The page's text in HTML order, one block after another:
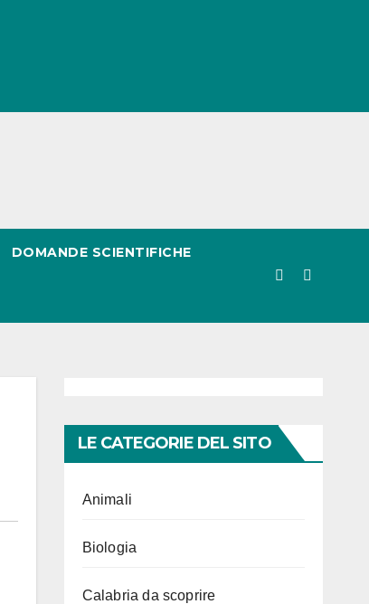
DOMANDE SCIENTIFICHE
LE CATEGORIE DEL SITO
Animali
Biologia
Calabria da scoprire